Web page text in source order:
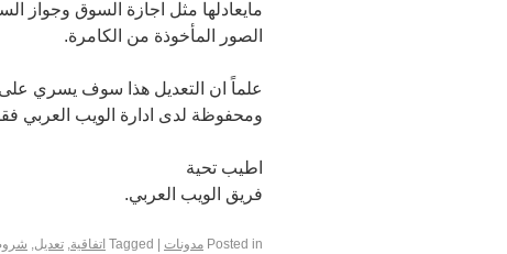
مايعادلها مثل اجازة السوق وجواز
الصور المأخوذة من الكامرة.
علماً ان التعديل هذا سوف يسري
ومحفوظة لدى ادارة الويب العربي
اطيب تحية
فريق الويب العربي.
Posted in مدونات Tagged اتفاقية, تعديل,